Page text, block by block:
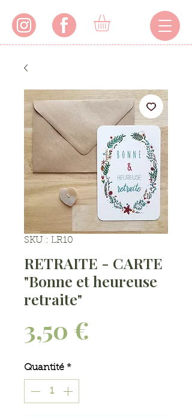
SKU : LR10
RETRAITE - CARTE
"Bonne et heureuse
retraite"
3,50 €
Quantité *